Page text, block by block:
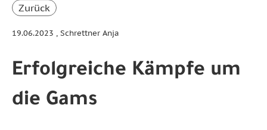
Zurück
19.06.2023 , Schrettner Anja
Erfolgreiche Kämpfe um
die Gams